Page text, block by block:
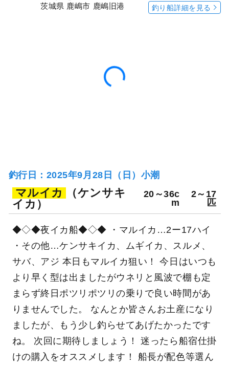
茨城県 鹿嶋市 鹿嶋旧港 釣り船詳細を見る
釣行日：2025年9月28日（日）小潮
マルイカ
（ケンサキ
イカ）
20～36c
m
2～17
匹
◆◇◆夜イカ船◆◇◆ ・マルイカ…2ー17ハイ
・その他…ケンサキイカ、ムギイカ、スルメ、
サバ、アジ 本日もマルイカ狙い！ 今日はいつも
より早く型は出ましたがウネリと風波で棚も定
まらず終日ポツリポツリの乗りで良い時間があ
りませんでした。 なんとか皆さんお土産になり
ましたが、もう少し釣らせてあげたかったです
ね。 次回に期待しましょう！ 迷ったら船宿仕掛
けの購入をオススメします！ 船長が配色等選ん